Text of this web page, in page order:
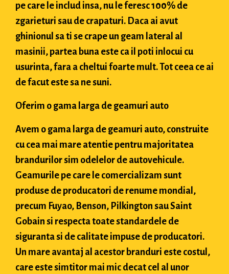
pe care le includ insa, nu le feresc 100% de
zgarieturi sau de crapaturi. Daca ai avut
ghinionul sa ti se crape un geam lateral al
masinii, partea buna este ca il poti inlocui cu
usurinta, fara a cheltui foarte mult. Tot ceea ce ai
de facut este sa ne suni.
Oferim o gama larga de geamuri auto
Avem o gama larga de geamuri auto, construite
cu cea mai mare atentie pentru majoritatea
brandurilor sim odelelor de autovehicule.
Geamurile pe care le comercializam sunt
produse de producatori de renume mondial,
precum Fuyao, Benson, Pilkington sau Saint
Gobain si respecta toate standardele de
siguranta si de calitate impuse de producatori.
Un mare avantaj al acestor branduri este costul,
care este simtitor mai mic decat cel al unor